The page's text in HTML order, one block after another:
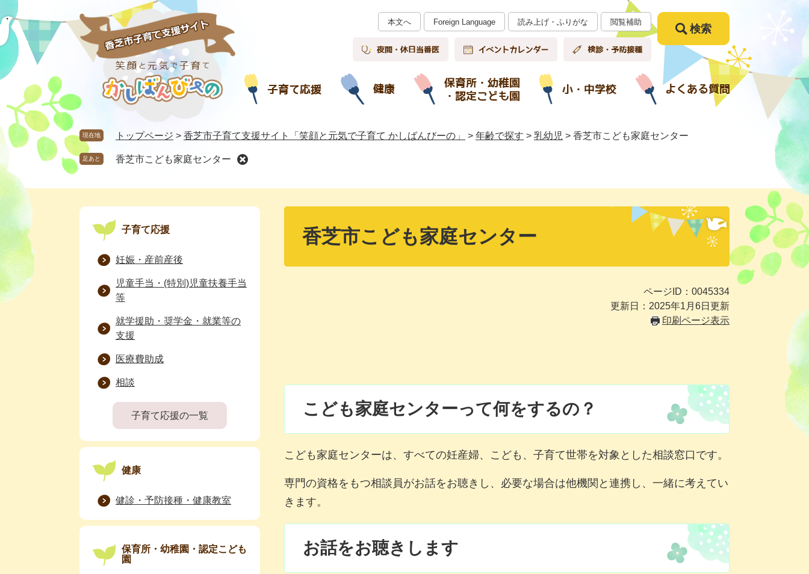
ー
ジ
頭
す
ニ
ュ
飛
し
本
へ
検索
本文へ Foreign Language 読み上げ・ふりがな 閲覧補助
現在地 トップページ > 香芝市子育て支援サイト「笑顔と元気で子育て かしばんびーの」 > 年齢で探す > 乳幼児 > 香芝市こども家庭センター
足あと 香芝市こども家庭センター
香芝市こども家庭センター
ページID：0045334
更新日：2025年1月6日更新
印刷ページ表示
こども家庭センターって何をするの？
こども家庭センターは、すべての妊産婦、こども、子育て世帯を対象とした相談窓口です。
専門の資格をもつ相談員がお話をお聴きし、必要な場合は他機関と連携し、一緒に考えてい
きます。
お話をお聴きします
子育て応援
妊娠・産前産後
児童手当・(特別)児童扶養手当
等
就学援助・奨学金・就業等の
支援
医療費助成
相談
子育て応援の一覧
健康
健診・予防接種・健康教室
保育所・幼稚園・認定こども
園